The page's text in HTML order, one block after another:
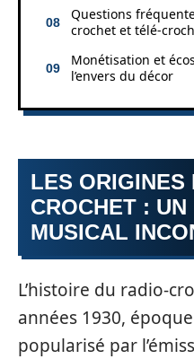
Questions
crochet et télé-
Monétisation et
l’envers du décor
LES ORIGINES
CROCHET :
MUSICAL
L’histoire du radio-
années 1930,
popularisé par